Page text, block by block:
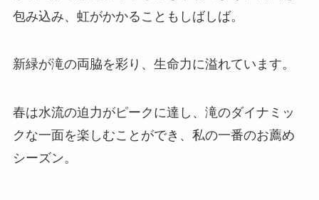
包み込み、虹がかかることもしばしば。
新緑が滝の両脇を彩り、生命力に溢れています。
春は水流の迫力がピークに達し、滝のダイナミッ
クな一面を楽しむことができ、私の一番のお薦め
シーズン。